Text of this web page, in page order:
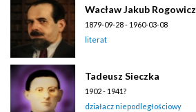
Wacław Jakub Rogowicz
1879-09-28 - 1960-03-08
literat
Tadeusz Sieczka
1902 - 1941?
działacz niepodległościowy